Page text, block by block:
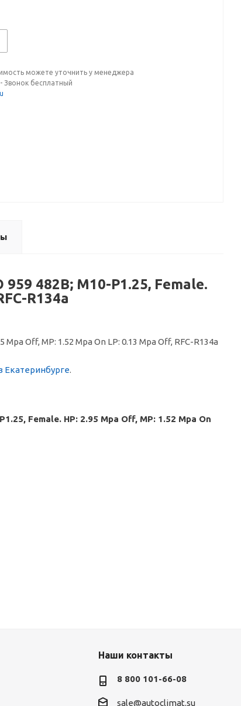
можете уточнить у менеджера
- Звонок бесплатный
482B; M10-P1.25, Female.
R134a
Off, MP: 1.52 Mpa On LP: 0.13 Mpa Off, RFC-R134a
Екатеринбурге.
Female. HP: 2.95 Mpa Off, MP: 1.52 Mpa On
Наши контакты
8 800 101-66-08
sale@autoclimat.su